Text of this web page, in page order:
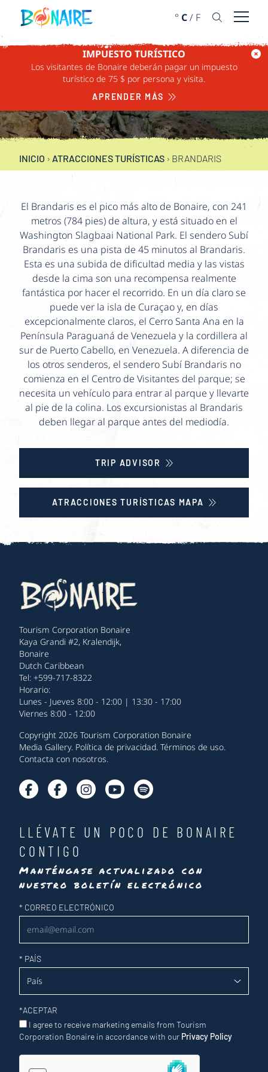
IR AL CONTENIDO
° C/ F Abrir
IMPUESTO TURÍSTICO
Los visitantes de Bonaire deberán pagar un impuesto
turístico de 75 $ por persona y visita.
APRENDER MÁS
BRANDARIS
INICIO › ATRACCIONES TURÍSTICAS › BRANDARIS
El Brandaris es el pico más alto de Bonaire, con 241
metros (784 pies) de altura, y está situado en el
Washington Slagbaai National Park. El sendero Subí
Brandaris es una pista de 45 minutos al Brandaris.
Esta es una subida de dificultad media y las vistas
desde la cima son una recompensa realmente
fantástica por hacer el recorrido. En un día claro se
puede ver la isla de Curaçao y, en días
excepcionalmente claros, el Cerro Santa Ana en la
Península Paraguaná de Venezuela y la cordillera al
sur de Puerto Cabello, en Venezuela. A diferencia de
los otros senderos, el sendero Subí Brandaris no
comienza en el Centro de Visitantes del parque; se
necesita un vehículo para entrar al parque y llevarte
al pie de la colina. Los excursionistas al Brandaris
deben llegar al parque antes del mediodía.
TRIP ADVISOR
ATRACCIONES TURÍSTICAS MAPA
Tourism Corporation Bonaire
Kaya Grandi #2, Kralendijk,
Bonaire
Dutch Caribbean
Tel: +599-717-8322
Horario:
Lunes - Jueves 8:00 - 12:00 | 13:30 - 17:00
Viernes 8:00 - 12:00
Copyright 2026 Tourism Corporation Bonaire
Media Gallery. Política de privacidad. Términos de uso.
Contacta con nosotros.
LLÉVATE UN POCO DE BONAIRE
CONTIGO
Manténgase actualizado con
nuestro boletín electrónico
Newsletter
* CORREO ELECTRÓNICO
* PAÍS
*ACEPTAR
I agree to receive marketing emails from Tourism
Corporation Bonaire in accordance with our Privacy Policy